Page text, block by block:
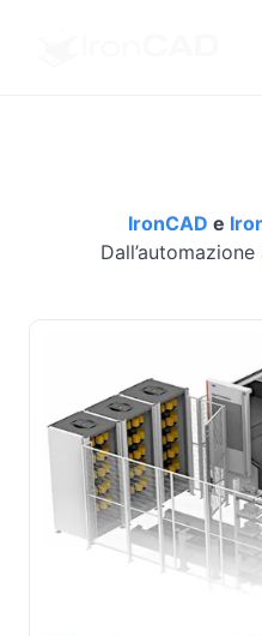
IronCAD e